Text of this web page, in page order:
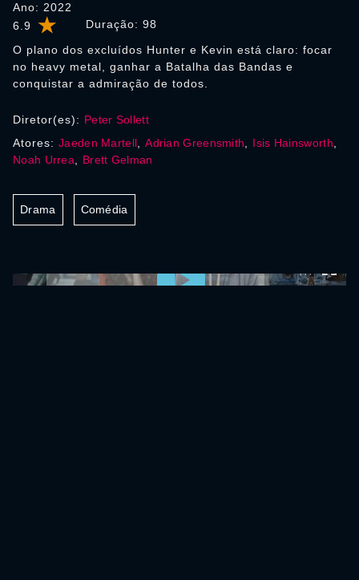
6.9 Duração: 98
Ano: 2022
O plano dos excluídos Hunter e Kevin está claro: focar
no heavy metal, ganhar a Batalha das Bandas e
conquistar a admiração de todos.
Diretor(es): Peter Sollett
Atores: Jaeden Martell ,Adrian Greensmith Isis Hainsworth
Noah Urrea
Brett Gelman
Drama Comédia